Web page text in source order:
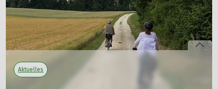
mehr erfahren
Aktuelles